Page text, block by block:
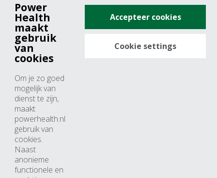
+31 (0)76 571 19 68
info@powerhealth.nl
Adresse
4817 ZH breda
Nederland
Horaires d’ouvertures
Du lundi au jeudi: 09:00 – 17:00
Vendredi: 09:00 – 15:00
Power
Health
maakt
gebruik
van
cookies
Om je zo goed
mogelijk van
dienst te zijn,
maakt
powerhealth.nl
gebruik van
cookies.
Naast
anonieme
functionele en
Accepteer cookies
Cookie settings